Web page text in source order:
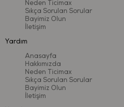
Neden Ticimax
Sıkça Sorulan Sorular
Bayimiz Olun
İletişim
Yardım
Anasayfa
Hakkımızda
Neden Ticimax
Sıkça Sorulan Sorular
Bayimiz Olun
İletişim